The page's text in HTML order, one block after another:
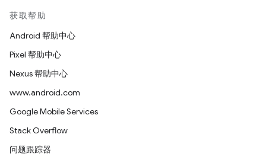
获取帮助
Android 帮助中心
Pixel 帮助中心
Nexus 帮助中心
www.android.com
Google Mobile Services
Stack Overflow
问题跟踪器